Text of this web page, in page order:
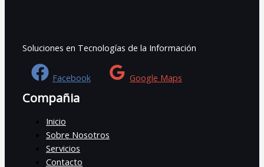
Soluciones en Tecnologías de la Información
Facebook Google Maps
Compañia
Inicio
Sobre Nosotros
Servicios
Contacto